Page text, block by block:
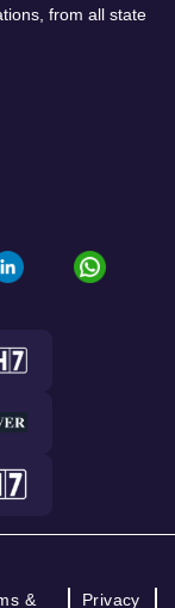
from all state
& Privacy